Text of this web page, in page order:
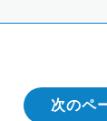
次のペ